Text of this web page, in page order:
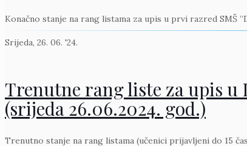
Konačno stanje na rang listama za upis u prvi razred SMŠ
Srijeda, 26. 06. '24.
Trenutne rang liste za upis u
(srijeda 26.06.2024. god.)
Trenutno stanje na rang listama (učenici prijavljeni do 15